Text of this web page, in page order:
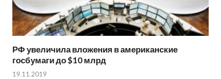
РФ увеличила вложения в американские
госбумаги до $10 млрд
19.11.2019